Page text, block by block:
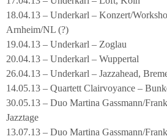
18.04.13 – Underkarl – Konzert/
Arnheim/NL (?)
19.04.13 – Underkarl – Zoglau
20.04.13 – Underkarl – Wuppertal
26.04.13 – Underkarl – Jazzahead,
14.05.13 – Quartett Clairvoyance –
30.05.13 – Duo Martina Gassmann/
Jazztage
13.07.13 – Duo Martina Gassmann/